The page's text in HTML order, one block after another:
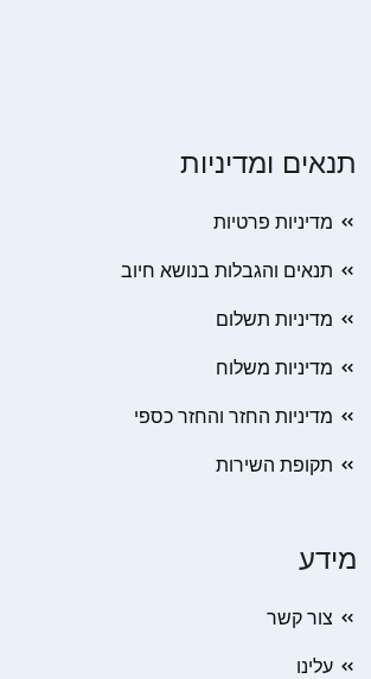
תנאים ומדיניות
מדיניות פרטיות
תנאים והגבלות בנושא חיוב
מדיניות תשלום
מדיניות משלוח
מדיניות החזר והחזר כספי
תקופת השירות
מידע
צור קשר
עלינו